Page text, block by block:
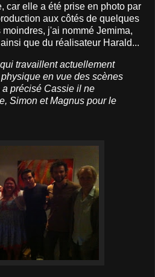
car elle a été prise en photo par
aux côtés de quelques
j'ai nommé Jemima,
que du réalisateur Harald...
travaillent actuellement
en vue des scènes
précisé Cassie il ne
Simon et Magnus pour le